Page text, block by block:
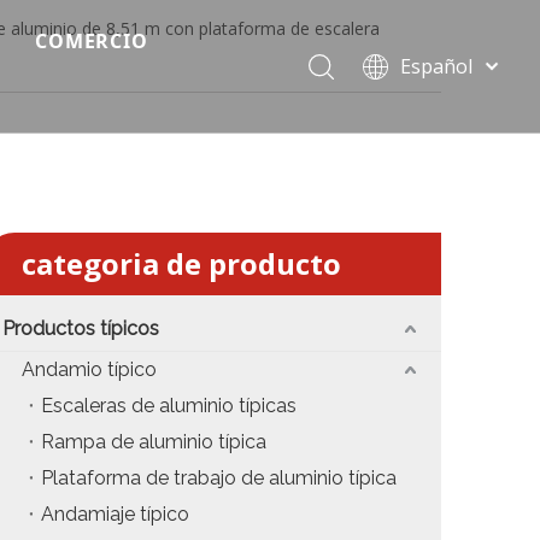
COMERCIO
Precio del armazón de iluminación estándar
Precio de productos relevantes de armadura
Precio de iluminación de escenario
Precio del sonido del escenario
Precio de necesidades de eventos
Español
Pусский
简体中文
aluminio de 8,51 m con plataforma de escalera
categoria de producto
Productos típicos
Andamio típico
Escaleras de aluminio típicas
Rampa de aluminio típica
Plataforma de trabajo de aluminio típica
Andamiaje típico